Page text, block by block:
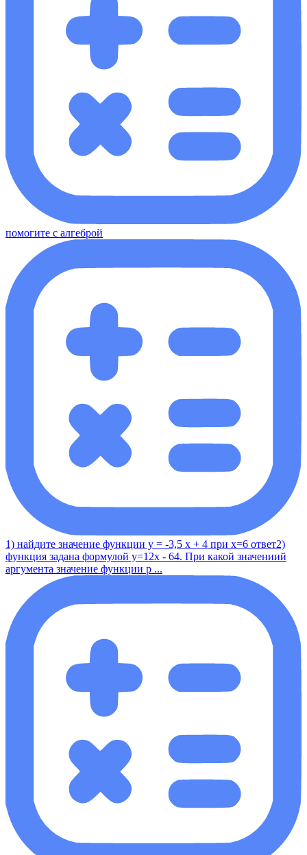
помогите с алгеброй
1) найдите значение функции у = -3,5 x + 4 при x=6 ответ2)
функция задана формулой y=12x - 64. При какой значениий
аргумента значение функции р ...